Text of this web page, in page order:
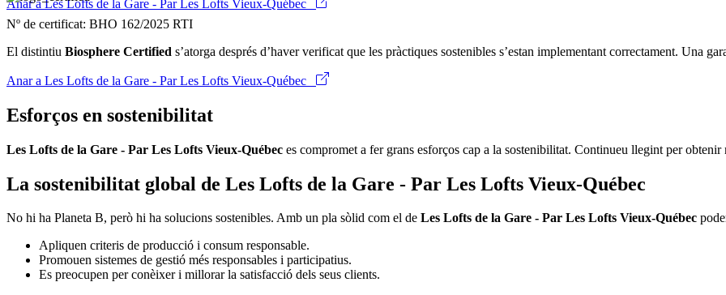
Anar a Les Lofts de la Gare - Par Les Lofts Vieux-Québec
Nº de certificat: BHO 162/2025 RTI
El distintiu Biosphere Certified s’atorga després d’haver verificat que les pràctiques sostenibles s’estan implementant correctament. Una
Anar a Les Lofts de la Gare - Par Les Lofts Vieux-Québec
Esforços en sostenibilitat
Les Lofts de la Gare - Par Les Lofts Vieux-Québec es compromet a fer grans esforços cap a la sostenibilitat. Continueu llegint per obtenir
La sostenibilitat global de Les Lofts de la Gare - Par Les Lofts Vieux-Québec
No hi ha Planeta B, però hi ha solucions sostenibles. Amb un pla sòlid com el de Les Lofts de la Gare - Par Les Lofts Vieux-Québec
Apliquen criteris de producció i consum responsable.
Promouen sistemes de gestió més responsables i participatius.
Es preocupen per conèixer i millorar la satisfacció dels seus clients.